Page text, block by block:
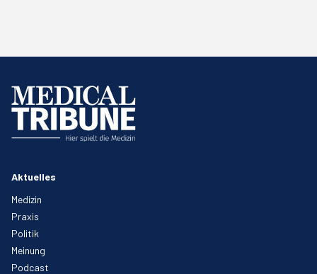
Aktuelles
Medizin
Praxis
Politik
Meinung
Podcast